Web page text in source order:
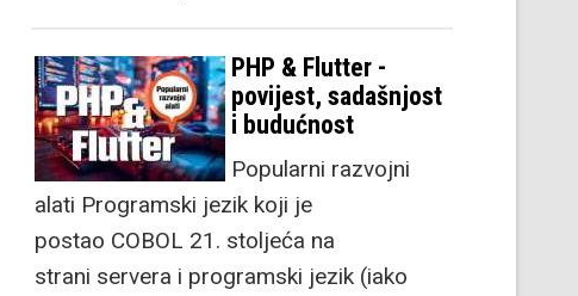
PHP & Flutter -
povijest, sadašnjost
i budućnost
Popularni razvojni
alati Programski jezik koji je
postao COBOL 21. stoljeća na
strani servera i programski jezik (iako